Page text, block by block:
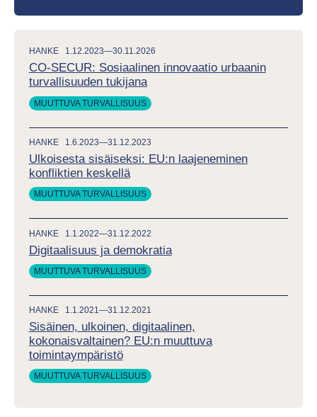
HANKE 1.12.2023—30.11.2026
CO-SECUR: Sosiaalinen innovaatio urbaanin
turvallisuuden tukijana
MUUTTUVA TURVALLISUUS
HANKE 1.6.2023—31.12.2023
Ulkoisesta sisäiseksi: EU:n laajeneminen
konfliktien keskellä
MUUTTUVA TURVALLISUUS
HANKE 1.1.2022—31.12.2022
Digitaalisuus ja demokratia
MUUTTUVA TURVALLISUUS
HANKE 1.1.2021—31.12.2021
Sisäinen, ulkoinen, digitaalinen,
kokonaisvaltainen? EU:n muuttuva
toimintaympäristö
MUUTTUVA TURVALLISUUS